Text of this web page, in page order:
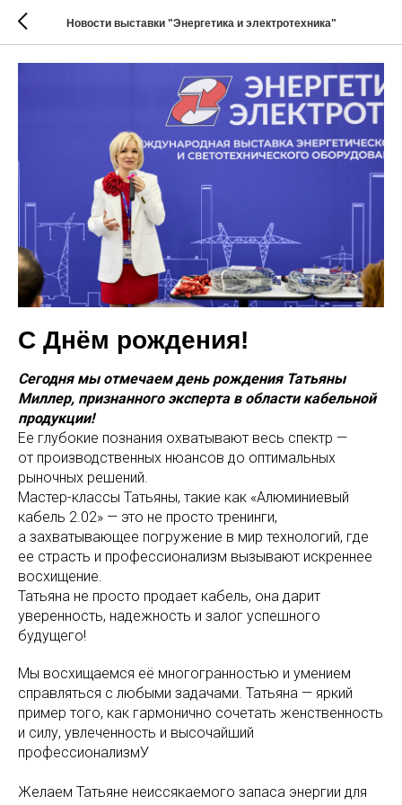
Новости выставки "Энергетика и электротехника"
С Днём рождения!
Сегодня мы отмечаем день рождения Татьяны
Миллер, признанного эксперта в области кабельной
продукции!
Ее глубокие познания охватывают весь спектр —
от производственных нюансов до оптимальных
рыночных решений.
Мастер-классы Татьяны, такие как «Алюминиевый
кабель 2.02» — это не просто тренинги,
а захватывающее погружение в мир технологий, где
ее страсть и профессионализм вызывают искреннее
восхищение.
Татьяна не просто продает кабель, она дарит
уверенность, надежность и залог успешного
будущего!
Мы восхищаемся её многогранностью и умением
справляться с любыми задачами. Татьяна — яркий
пример того, как гармонично сочетать женственность
и силу, увлеченность и высочайший
профессионализмУ
Желаем Татьяне неиссякаемого запаса энергии для